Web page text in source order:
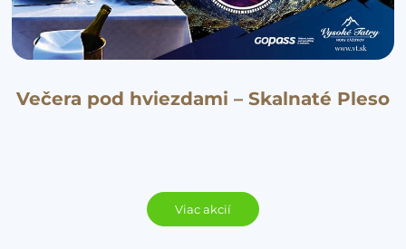
Večera pod hviezdami – Skalnaté Pleso
Viac akcií